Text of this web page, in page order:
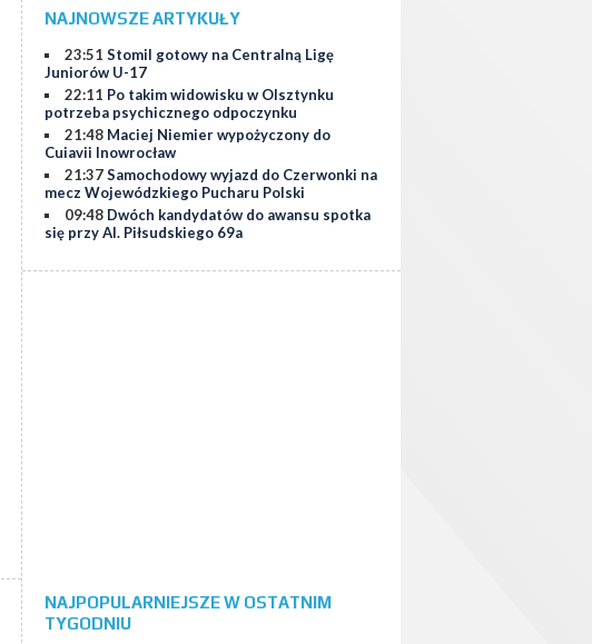
NAJNOWSZE ARTYKUŁY
23:51 Stomil gotowy na Centralną Ligę
Juniorów U-17
22:11 Po takim widowisku w Olsztynku
potrzeba psychicznego odpoczynku
21:48 Maciej Niemier wypożyczony do
Cuiavii Inowrocław
21:37Samochodowy wyjazd do Czerwonki na
mecz Wojewódzkiego Pucharu Polski
09:48 Dwóch kandydatów do awansu spotka
się przy Al. Piłsudskiego 69a
NAJPOPULARNIEJSZE W OSTATNIM
TYGODNIU